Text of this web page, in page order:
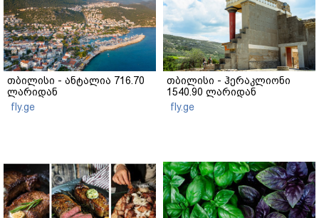
თბილისი - ანტალია 716.70
ლარიდან
fly.ge
თბილისი - ჰერაკლიონი
1540.90 ლარიდან
fly.ge